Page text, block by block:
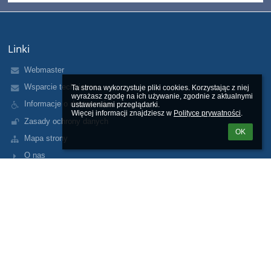
Ta strona wykorzystuje pliki cookies. Korzystając z niej
wyrażasz zgodę na ich używanie, zgodnie z aktualnymi
ustawieniami przeglądarki.
Więcej informacji znajdziesz w Polityce prywatności.
OK
Linki
Webmaster
Wsparcie techniczne
Informacje o dostępności
Zasady ochrony danych
Mapa strony
O nas